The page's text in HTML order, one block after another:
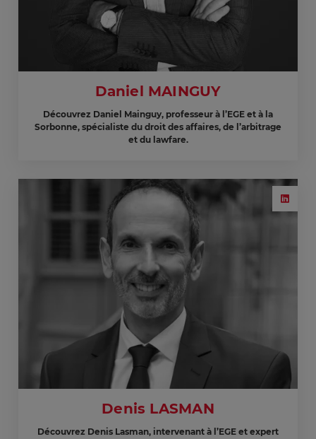
Daniel MAINGUY
Découvrez Daniel Mainguy, professeur à l’EGE et à la
Sorbonne, spécialiste du droit des affaires, de l’arbitrage
et du lawfare.
Denis LASMAN
Découvrez Denis Lasman, intervenant à l’EGE et expert